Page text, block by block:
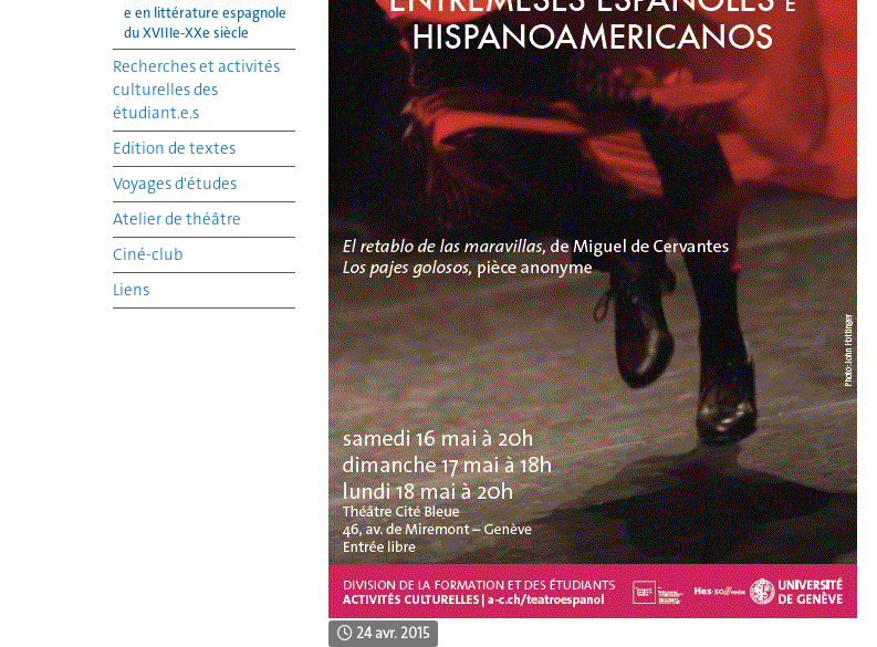
e en littérature espagnole
du XVIIIe-XXe siècle
Recherches et activités
culturelles des
étudiant.e.s
Edition de textes
Voyages d'études
Atelier de théâtre
Ciné-club
Liens
24 avr. 2015